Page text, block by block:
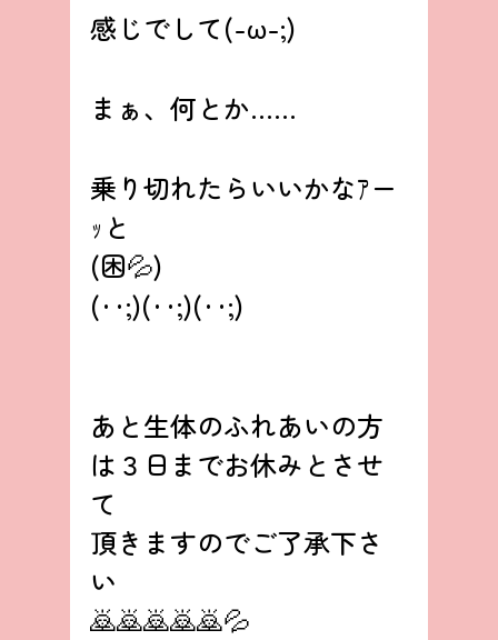
感じでして(-ω-;)
まぁ、何とか……
乗り切れたらいいかなｱー
ｯと
(困💦)
(‥;)(‥;)(‥;)
あと生体のふれあいの方
は３日までお休みとさせ
て
頂きますのでご了承下さ
い
🙇🙇🙇🙇🙇💦